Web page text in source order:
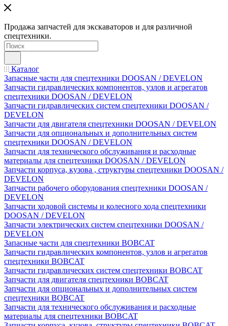
Продажа запчастей для экскаваторов и для различной
спецтехники.
Каталог
Запасные части для спецтехники DOOSAN / DEVELON
Запчасти гидравлических компонентов, узлов и агрегатов
спецтехники DOOSAN / DEVELON
Запчасти гидравлических систем спецтехники DOOSAN /
DEVELON
Запчасти для двигателя спецтехники DOOSAN / DEVELON
Запчасти для опциональных и дополнительных систем
спецтехники DOOSAN / DEVELON
Запчасти для технического обслуживания и расходные
материалы для спецтехники DOOSAN / DEVELON
Запчасти корпуса, кузова , структуры спецтехники DOOSAN /
DEVELON
Запчасти рабочего оборудования спецтехники DOOSAN /
DEVELON
Запчасти ходовой системы и колесного хода спецтехники
DOOSAN / DEVELON
Запчасти электрических систем спецтехники DOOSAN /
DEVELON
Запасные части для спецтехники BOBCAT
Запчасти гидравлических компонентов, узлов и агрегатов
спецтехники BOBCAT
Запчасти гидравлических систем спецтехники BOBCAT
Запчасти для двигателя спецтехники BOBCAT
Запчасти для опциональных и дополнительных систем
спецтехники BOBCAT
Запчасти для технического обслуживания и расходные
материалы для спецтехники BOBCAT